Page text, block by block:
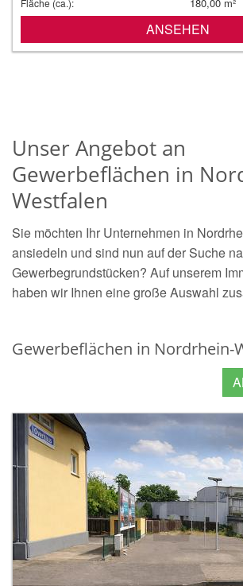
Fläche (ca.):
ANSEHEN
Unser Angebot an
Gewerbeflächen in
Westfalen
Sie möchten Ihr Unternehmen in
ansiedeln und sind nun auf der Suche
Gewerbegrundstücken? Auf unserem
haben wir Ihnen eine große Auswahl
Gewerbeflächen in Nordrhein-